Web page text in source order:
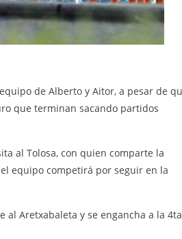
de Alberto y Aitor, a pesar de
que terminan sacando partidos
al Tolosa, con quien comparte la
equipo competirá por seguir en la
al Aretxabaleta y se engancha a la 4ta